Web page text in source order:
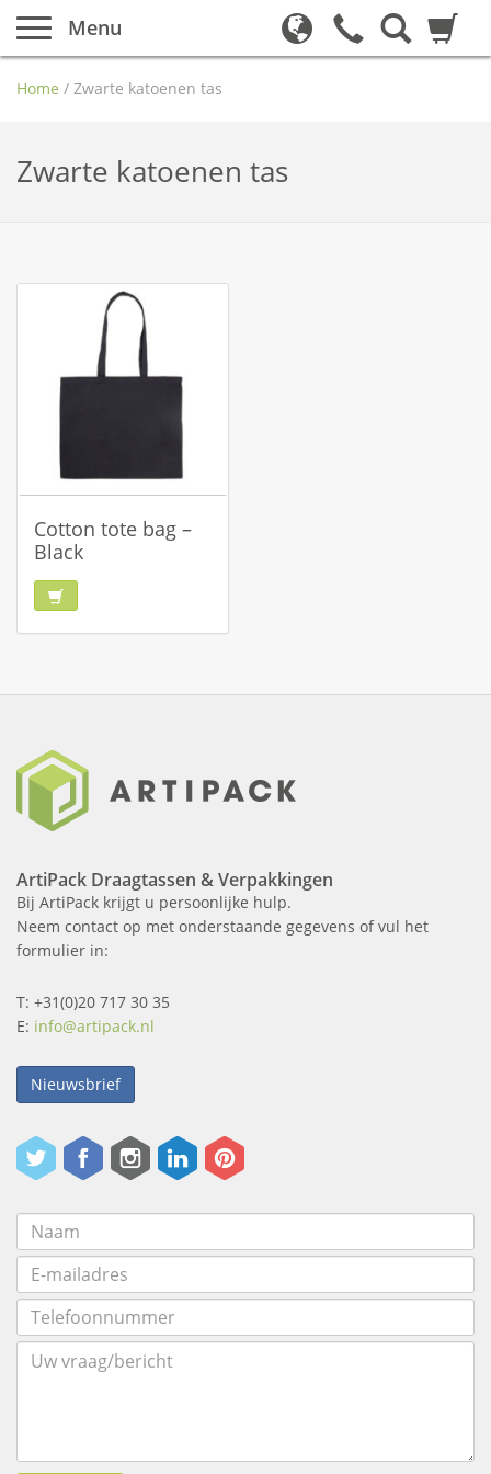
Menu
Home / Zwarte katoenen tas
Zwarte katoenen tas
Cotton tote bag –
Black
ArtiPack Draagtassen & Verpakkingen
Bij ArtiPack krijgt u persoonlijke hulp.
Neem contact op met onderstaande gegevens of vul het
formulier in:
T: +31(0)20 717 30 35
E: info@artipack.nl
Nieuwsbrief